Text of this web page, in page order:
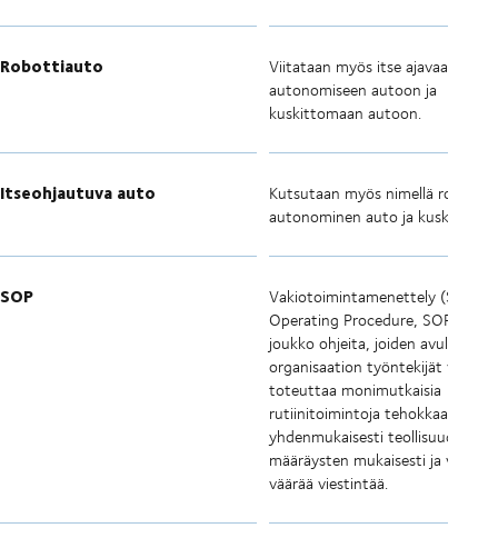
Robottiauto
Viitataan myös itse ajavaan
autonomiseen autoon ja
kuskittomaan autoon.
Itseohjautuva auto
Kutsutaan myös nimellä
autonominen auto ja kuskiton
SOP
Vakiotoimintamenettely
Operating Procedure, SOP) on
joukko ohjeita, joiden avulla
organisaation työntekijät voivat
toteuttaa monimutkaisia
rutiinitoimintoja tehokkaasti ja
yhdenmukaisesti teollisuuden
määräysten mukaisesti ja
väärää viestintää.